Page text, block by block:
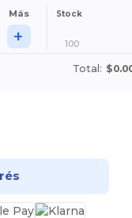
Más Stock
+ 100
Total: